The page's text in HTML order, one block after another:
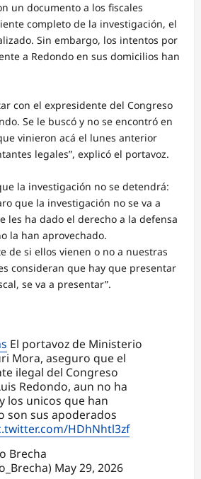
un documento a los fiscales
completo de la investigación, el
Sin embargo, los intentos por
a Redondo en sus domicilios han
con el expresidente del Congreso
Se le buscó y no se encontró en
vinieron acá el lunes anterior
legales”, explicó el portavoz.
la investigación no se detendrá:
que la investigación no se va a
les ha dado el derecho a la defensa
la han aprovechado.
de si ellos vienen o no a nuestras
consideran que hay que presentar
se va a presentar”.
El portavoz de Ministerio
Mora, aseguro que el
ilegal del Congreso
Redondo, aun no ha
los unicos que han
son sus apoderados
HDhNhtl3zf
Brecha
May 29, 2026